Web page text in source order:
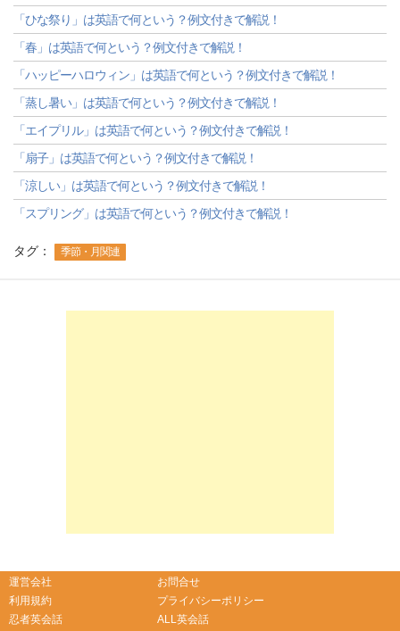
「ひな祭り」は英語で何という？例文付きで解説！
「春」は英語で何という？例文付きで解説！
「ハッピーハロウィン」は英語で何という？例文付きで解説！
「蒸し暑い」は英語で何という？例文付きで解説！
「エイプリル」は英語で何という？例文付きで解説！
「扇子」は英語で何という？例文付きで解説！
「涼しい」は英語で何という？例文付きで解説！
「スプリング」は英語で何という？例文付きで解説！
タグ： 季節・月関連
運営会社
お問合せ
利用規約
プライバシーポリシー
忍者英会話
ALL英会話